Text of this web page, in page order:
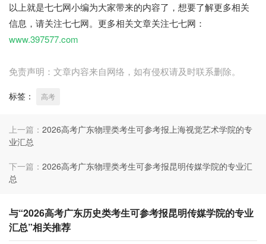
以上就是七七网小编为大家带来的内容了，想要了解更多相关
信息，请关注七七网。更多相关文章关注七七网：
www.397577.com
免责声明：文章内容来自网络，如有侵权请及时联系删除。
标签： 高考
上一篇： 2026高考广东物理类考生可参考报上海视觉艺术学院的专
业汇总
下一篇： 2026高考广东物理类考生可参考报昆明传媒学院的专业汇
总
与“2026高考广东历史类考生可参考报昆明传媒学院的专业
汇总”相关推荐